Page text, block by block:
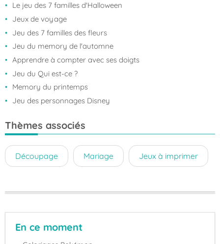
Le jeu des 7 familles d'Halloween
Jeux de voyage
Jeu des 7 familles des fleurs
Jeu du memory de l'automne
Apprendre à compter avec ses doigts
Jeu du Qui est-ce ?
Memory du printemps
Jeu des personnages Disney
Thèmes associés
Découpage Mariage Jeux à imprimer
En ce moment